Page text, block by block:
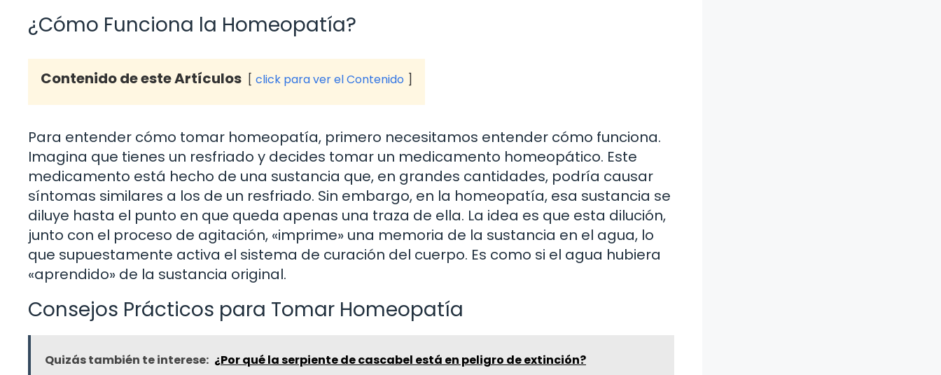
¿Cómo Funciona la Homeopatía?
Contenido de este Artículos click para ver el Contenido
Para entender cómo tomar homeopatía, primero necesitamos entender cómo funciona.
Imagina que tienes un resfriado y decides tomar un medicamento homeopático. Este
medicamento está hecho de una sustancia que, en grandes cantidades, podría causar
síntomas similares a los de un resfriado. Sin embargo, en la homeopatía, esa sustancia se
diluye hasta el punto en que queda apenas una traza de ella. La idea es que esta dilución,
junto con el proceso de agitación, «imprime» una memoria de la sustancia en el agua, lo
que supuestamente activa el sistema de curación del cuerpo. Es como si el agua hubiera
«aprendido» de la sustancia original.
Consejos Prácticos para Tomar Homeopatía
Quizás también te interese: ¿Por qué la serpiente de cascabel está en peligro de extinción?